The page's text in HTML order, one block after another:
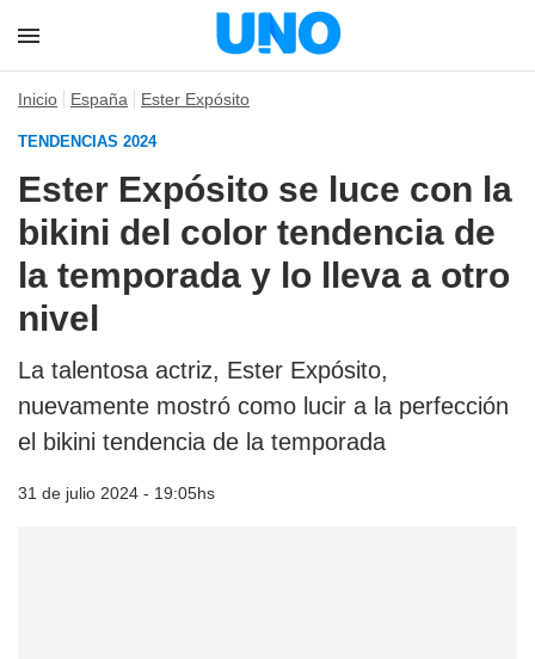
Inicio España Ester Expósito
TENDENCIAS 2024
Ester Expósito se luce con la
bikini del color tendencia de
la temporada y lo lleva a otro
nivel
La talentosa actriz, Ester Expósito,
nuevamente mostró como lucir a la perfección
el bikini tendencia de la temporada
31 de julio 2024 - 19:05hs